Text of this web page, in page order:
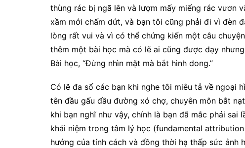
thùng rác bị ngã lên và lượm mấy miếng rác vươn
xầm mới chấm dứt, và bạn tôi cũng phải đi vì đèn
lòng rất vui và vì có thể chứng kiến một câu
thêm một bài học mà có lẽ ai cũng được dạy
Bài học, “Đừng nhìn mặt mà bắt hình dong.”
Có lẽ đa số các bạn khi nghe tôi miêu tả về ngoại
tên đầu gấu đầu đường xó chợ, chuyên môn bắt
khi bạn nghĩ như vậy, chính là bạn đã mắc phải
khái niệm trong tâm lý học (fundamental
hưởng của tính cách và đồng thời hạ thấp sức ảnh